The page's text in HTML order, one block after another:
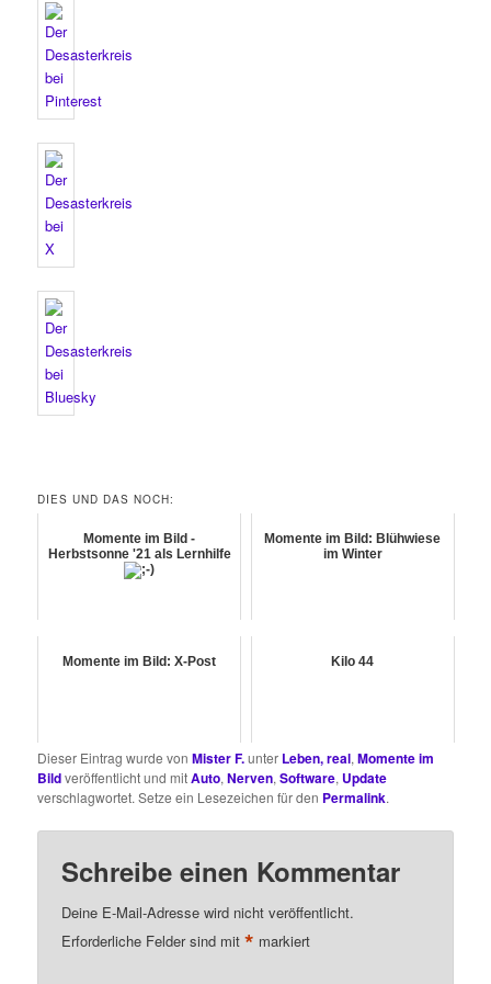
DIES UND DAS NOCH:
Momente im Bild -
Herbstsonne '21 als Lernhilfe
Momente im Bild: Blühwiese
im Winter
Momente im Bild: X-Post Kilo 44
Dieser Eintrag wurde vonMister F.unter Leben, real,Momente im
Bildveröffentlicht und mitAuto,Nerven,Software, Update
verschlagwortet. Setze ein Lesezeichen für den Permalink.
Schreibe einen Kommentar
Deine E-Mail-Adresse wird nicht veröffentlicht.
Erforderliche Felder sind mit* markiert